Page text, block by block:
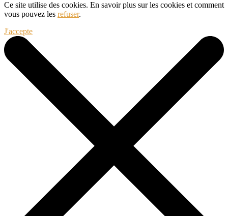
Ce site utilise des cookies. En savoir plus sur les cookies et comment
vous pouvez les refuser.
J'accepte